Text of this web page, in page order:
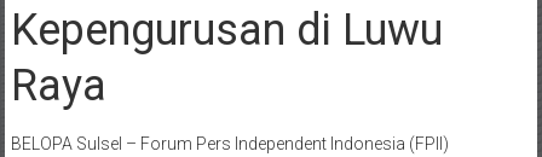
Kepengurusan di Luwu
Raya
BELOPA Sulsel – Forum Pers Independent Indonesia (FPII)